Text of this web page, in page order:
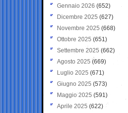
Gennaio 2026 (652)
Dicembre 2025 (627)
Novembre 2025 (668)
Ottobre 2025 (651)
Settembre 2025 (662)
Agosto 2025 (669)
Luglio 2025 (671)
Giugno 2025 (573)
Maggio 2025 (591)
Aprile 2025 (622)